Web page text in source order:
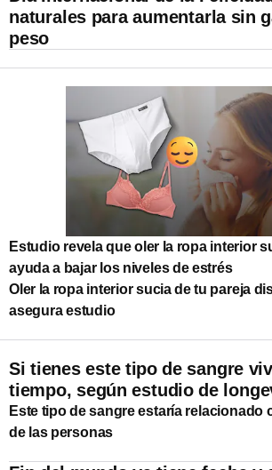
naturales para aumentarla sin
peso
Estudio revela que oler la ropa interior
ayuda a bajar los niveles de estrés
Oler la ropa interior sucia de tu pareja
asegura estudio
Si tienes este tipo de sangre
tiempo, según estudio de
Este tipo de sangre estaría relacionado
de las personas